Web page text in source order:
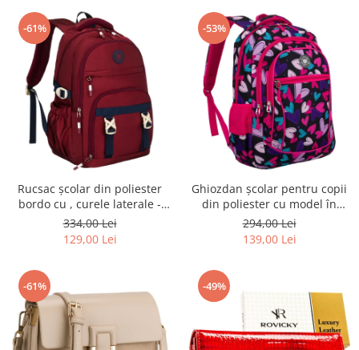
-61%
Rucsac școlar din poliester
bordo cu , curele laterale -
Peterson PTR-PTN 8594-1402
BORDO
334,00 Lei
129,00 Lei
-53%
Ghiozdan școlar pentru copii
din poliester cu model în
formă de inimă - Peterson
PTR-PTN BIEDRONKA G54
294,00 Lei
139,00 Lei
-61% -49%